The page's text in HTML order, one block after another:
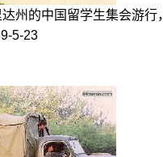
州的中国留学生集会游行
5-23